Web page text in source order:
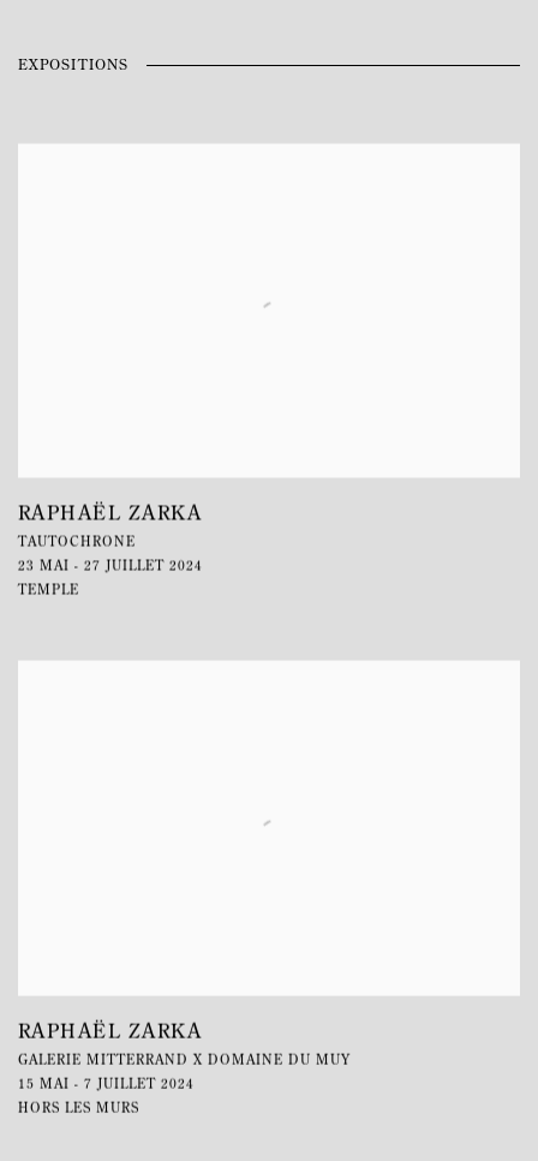
EXPOSITIONS
RAPHAËL ZARKA
TAUTOCHRONE
23 MAI - 27 JUILLET 2024
TEMPLE
RAPHAËL ZARKA
GALERIE MITTERRAND X DOMAINE DU MUY
15 MAI - 7 JUILLET 2024
HORS LES MURS